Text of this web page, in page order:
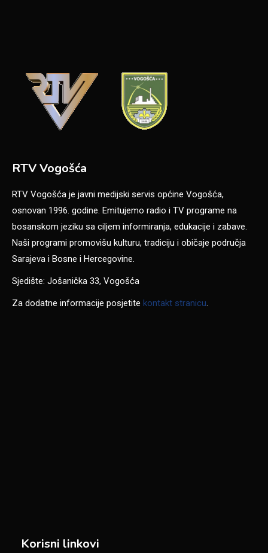
RTV Vogošća
RTV Vogošća je javni medijski servis općine Vogošća,
osnovan 1996. godine. Emitujemo radio i TV programe na
bosanskom jeziku sa ciljem informiranja, edukacije i zabave.
Naši programi promovišu kulturu, tradiciju i običaje područja
Sarajeva i Bosne i Hercegovine.
Sjedište: Jošanička 33, Vogošća
Za dodatne informacije posjetite kontakt stranicu
Korisni linkovi